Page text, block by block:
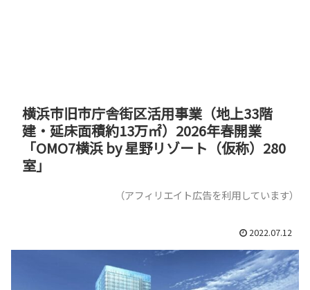
横浜市旧市庁舎街区活用事業（地上33階
建・延床面積約13万㎡）2026年春開業
「OMO7横浜 by 星野リゾート（仮称）280
室」
（アフィリエイト広告を利用しています）
2022.07.12